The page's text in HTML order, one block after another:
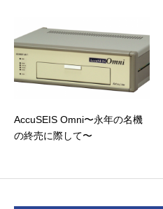
AccuSEIS Omni〜永年の名機
の終売に際して〜